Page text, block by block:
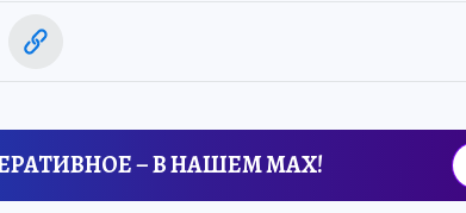
– В НАШЕМ MAX!